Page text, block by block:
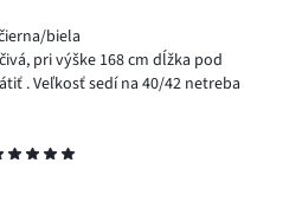
biela
pri výške 168 cm dĺžka pod
. Veľkosť sedí na 40/42 netreba